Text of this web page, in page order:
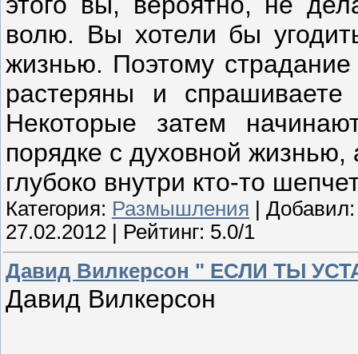
волю. Вы хотели бы
жизнью. Поэтому
растеряны и
Некоторые затем
порядке с духовной жизнью,
глубоко внутри кто-то
Категория: Размышления |
27.02.2012 | Рейтинг: 5.0/1
Давид Вилкерсон " ЕСЛИ ТЫ
Давид Вилкерсон